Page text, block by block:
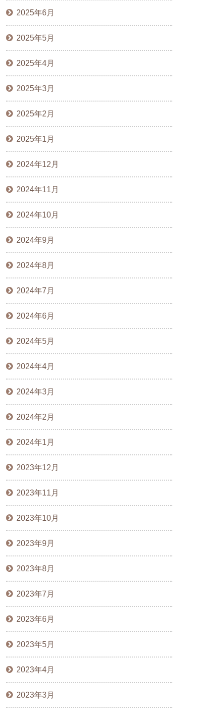
2025年6月
2025年5月
2025年4月
2025年3月
2025年2月
2025年1月
2024年12月
2024年11月
2024年10月
2024年9月
2024年8月
2024年7月
2024年6月
2024年5月
2024年4月
2024年3月
2024年2月
2024年1月
2023年12月
2023年11月
2023年10月
2023年9月
2023年8月
2023年7月
2023年6月
2023年5月
2023年4月
2023年3月